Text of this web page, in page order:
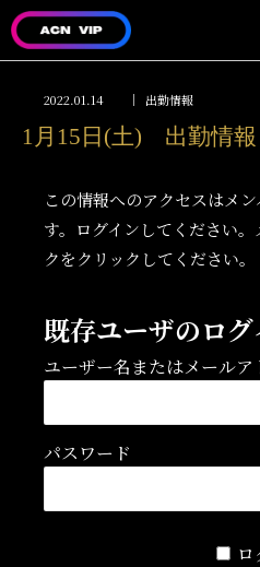
2022.01.14 出勤情報
1月15日(土) 出勤情報
この情報へのアクセスはメ
す。ログインしてください
クをクリックしてください。
既存ユーザのロ
ユーザー名またはメールア
パスワード